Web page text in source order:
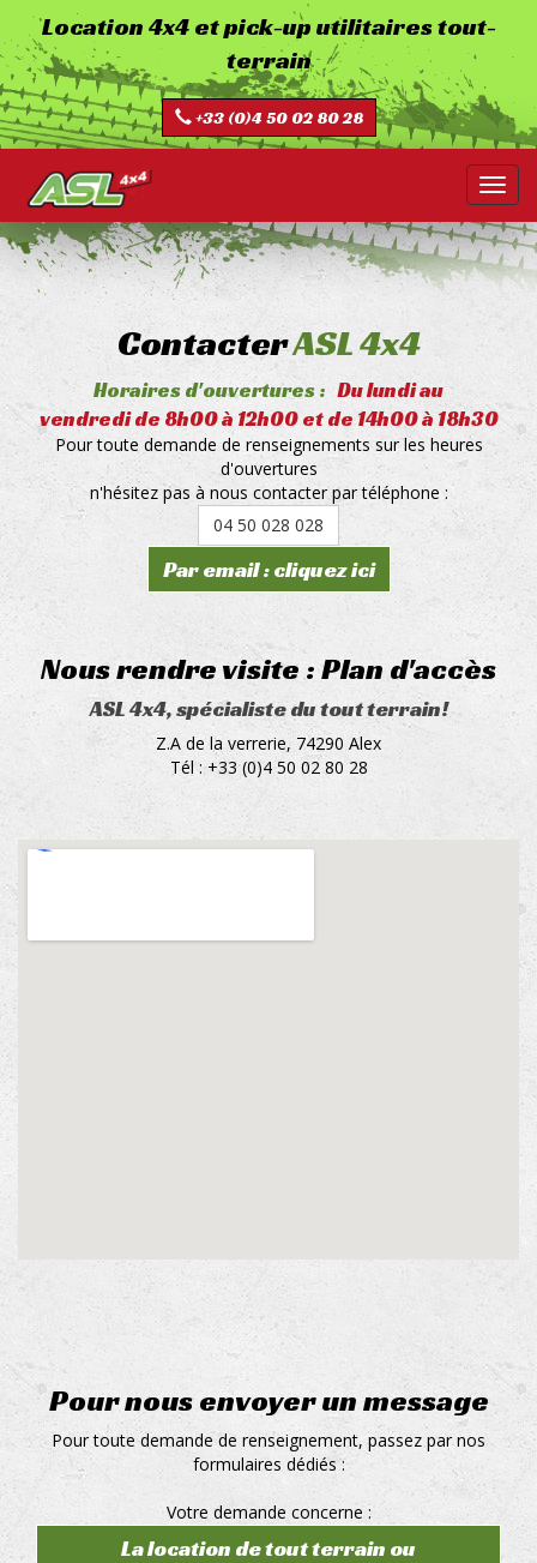
Aller
au
contenu
principal
Location 4x4 et pick-up utilitaires tout-
terrain
+33 (0)4 50 02 80 28
ContacterASL 4x4
Horaires d'ouvertures : Du lundi au
vendredi de 8h00 à 12h00 et de 14h00 à 18h30
Pour toute demande de renseignements sur les heures
d'ouvertures
n'hésitez pas à nous contacter par téléphone :
04 50 028 028
Par email : cliquez ici
Nous rendre visite : Plan d'accès
ASL 4x4, spécialiste du tout terrain!
Z.A de la verrerie, 74290 Alex
Tél : +33 (0)4 50 02 80 28
Pour nous envoyer un message
Pour toute demande de renseignement, passez par nos
formulaires dédiés :
Votre demande concerne :
La location de tout terrain ou